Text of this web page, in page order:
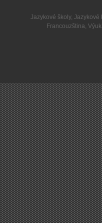
Jazykové školy, Jazykové
Francouzština,